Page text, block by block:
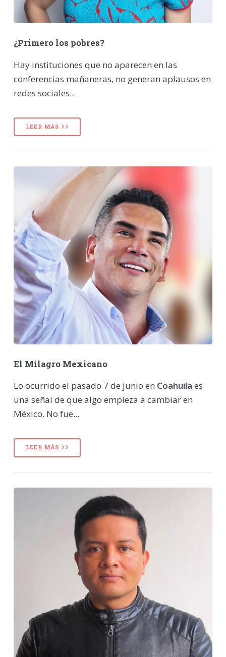
¿Primero los pobres?
Hay instituciones que no aparecen en las
conferencias mañaneras, no generan aplausos en
redes sociales...
LEER MÁS
El Milagro Mexicano
Lo ocurrido el pasado 7 de junio en Coahuila es
una señal de que algo empieza a cambiar en
México. No fue...
LEER MÁS